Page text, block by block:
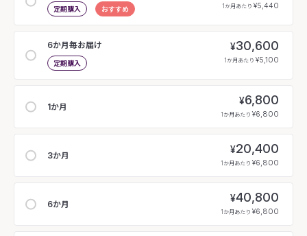
定期購入 おすすめ 1か月あたり ¥5,440
6か月毎お届け
定期購入
¥30,600
1か月あたり ¥5,100
1か月
¥6,800
1か月あたり ¥6,800
3か月
¥20,400
1か月あたり ¥6,800
6か月
¥40,800
1か月あたり ¥6,800